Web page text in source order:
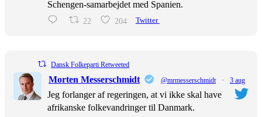
Schengen-samarbejdet med Spanien.
22 204 Twitter
Dansk Folkeparti Retweeted
Morten Messerschmidt @mrmesserschmidt · 3 aug
Jeg forlanger af regeringen, at vi ikke skal have
afrikanske folkevandringer til Danmark.